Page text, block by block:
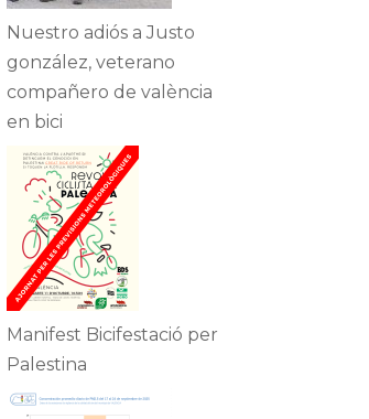
Nuestro adiós a Justo
gonzález, veterano
compañero de valència
en bici
Manifest Bicifestació per
Palestina